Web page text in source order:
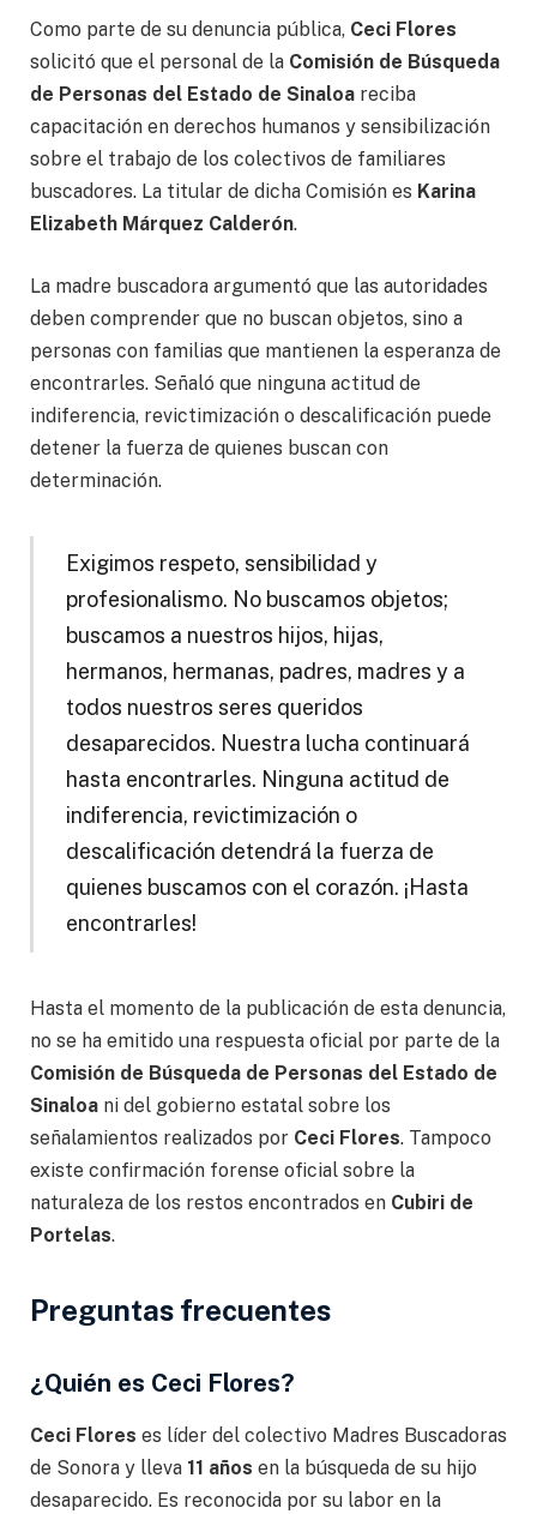
Como parte de su denuncia pública, Ceci Flores
solicitó que el personal de la Comisión de Búsqueda
de Personas del Estado de Sinaloa reciba
capacitación en derechos humanos y sensibilización
sobre el trabajo de los colectivos de familiares
buscadores. La titular de dicha Comisión es Karina
Elizabeth Márquez Calderón.
La madre buscadora argumentó que las autoridades
deben comprender que no buscan objetos, sino a
personas con familias que mantienen la esperanza de
encontrarles. Señaló que ninguna actitud de
indiferencia, revictimización o descalificación puede
detener la fuerza de quienes buscan con
determinación.
Exigimos respeto, sensibilidad y
profesionalismo. No buscamos objetos;
buscamos a nuestros hijos, hijas,
hermanos, hermanas, padres, madres y a
todos nuestros seres queridos
desaparecidos. Nuestra lucha continuará
hasta encontrarles. Ninguna actitud de
indiferencia, revictimización o
descalificación detendrá la fuerza de
quienes buscamos con el corazón. ¡Hasta
encontrarles!
Hasta el momento de la publicación de esta denuncia,
no se ha emitido una respuesta oficial por parte de la
Comisión de Búsqueda de Personas del Estado de
Sinaloa ni del gobierno estatal sobre los
señalamientos realizados por Ceci Flores. Tampoco
existe confirmación forense oficial sobre la
naturaleza de los restos encontrados en Cubiri de
Portelas.
Preguntas frecuentes
¿Quién es Ceci Flores?
Ceci Flores es líder del colectivo Madres Buscadoras
de Sonora y lleva 11 años en la búsqueda de su hijo
desaparecido. Es reconocida por su labor en la